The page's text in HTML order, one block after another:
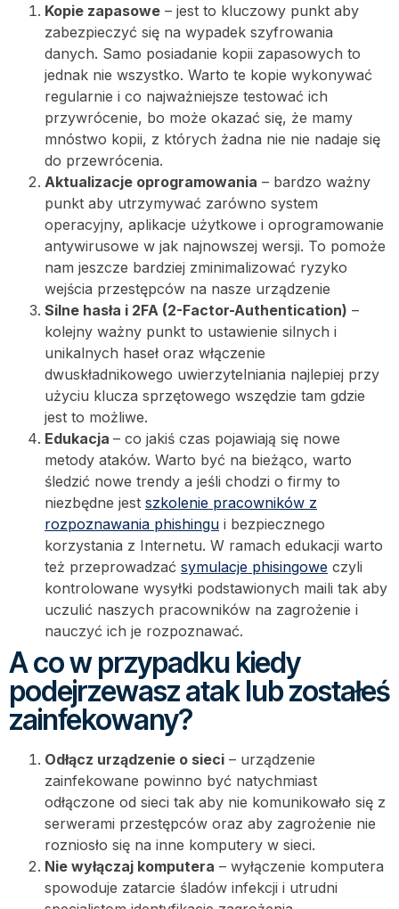
Kopie zapasowe – jest to kluczowy punkt aby
zabezpieczyć się na wypadek szyfrowania
danych. Samo posiadanie kopii zapasowych to
jednak nie wszystko. Warto te kopie wykonywać
regularnie i co najważniejsze testować ich
przywrócenie, bo może okazać się, że mamy
mnóstwo kopii, z których żadna nie nie nadaje się
do przewrócenia.
Aktualizacje oprogramowania – bardzo ważny
punkt aby utrzymywać zarówno system
operacyjny, aplikacje użytkowe i oprogramowanie
antywirusowe w jak najnowszej wersji. To pomoże
nam jeszcze bardziej zminimalizować ryzyko
wejścia przestępców na nasze urządzenie
Silne hasła i 2FA (2-Factor-Authentication) –
kolejny ważny punkt to ustawienie silnych i
unikalnych haseł oraz włączenie
dwuskładnikowego uwierzytelniania najlepiej przy
użyciu klucza sprzętowego wszędzie tam gdzie
jest to możliwe.
Edukacja – co jakiś czas pojawiają się nowe
metody ataków. Warto być na bieżąco, warto
śledzić nowe trendy a jeśli chodzi o firmy to
niezbędne jest szkolenie pracowników z
rozpoznawania phishingu i bezpiecznego
korzystania z Internetu. W ramach edukacji warto
też przeprowadzać symulacje phisingowe czyli
kontrolowane wysyłki podstawionych maili tak aby
uczulić naszych pracowników na zagrożenie i
nauczyć ich je rozpoznawać.
A co w przypadku kiedy
podejrzewasz atak lub zostałeś
zainfekowany?
Odłącz urządzenie o sieci – urządzenie
zainfekowane powinno być natychmiast
odłączone od sieci tak aby nie komunikowało się z
serwerami przestępców oraz aby zagrożenie nie
rozniosło się na inne komputery w sieci.
Nie wyłączaj komputera – wyłączenie komputera
spowoduje zatarcie śladów infekcji i utrudni